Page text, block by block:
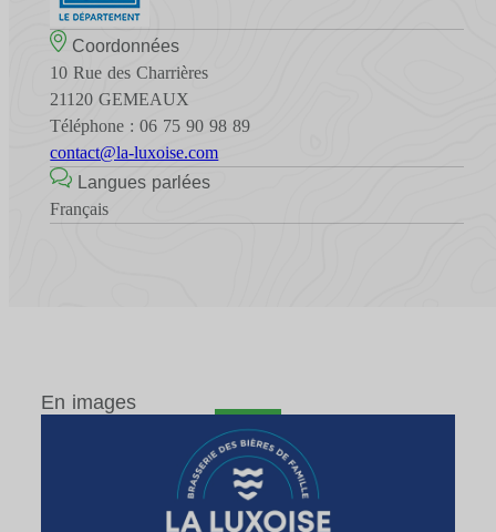
Coordonnées
10 Rue des Charrières
21120 GEMEAUX
Téléphone : 06 75 90 98 89
contact@la-luxoise.com
Langues parlées
Français
En images